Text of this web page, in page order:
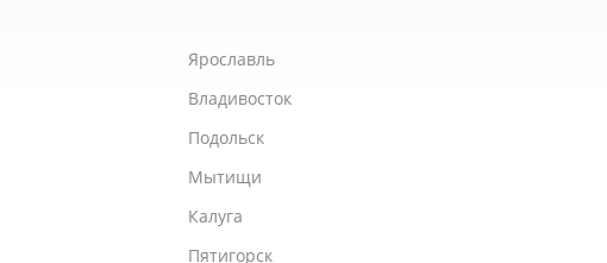
Ярославль
Владивосток
Подольск
Мытищи
Калуга
Пятигорск